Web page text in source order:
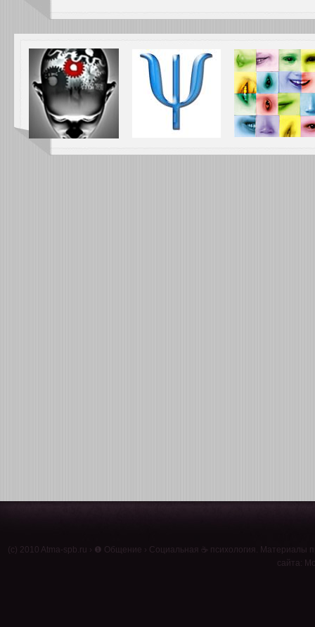
(c) 2010 Atma-spb.ru ❶ Общение Социальная ☕ психология . Материалы
сайта: